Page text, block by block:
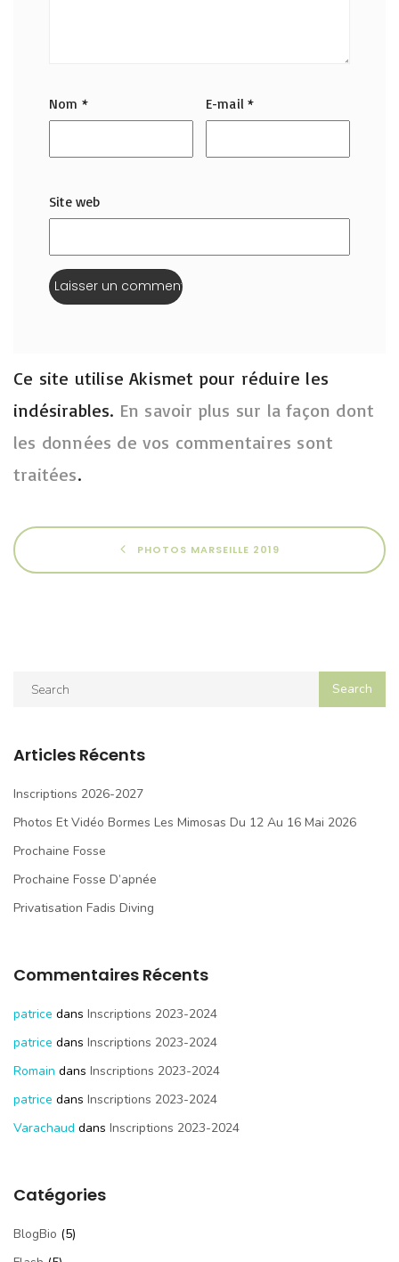
Nom * E-mail*
Site web
Ce site utilise Akismet pour réduire les
indésirables. En savoir plus sur la façon dont
les données de vos commentaires sont
traitées.
PHOTOS MARSEILLE 2019
Articles Récents
Inscriptions 2026-2027
Photos Et Vidéo Bormes Les Mimosas Du 12 Au 16 Mai 2026
Prochaine Fosse
Prochaine Fosse D’apnée
Privatisation Fadis Diving
Commentaires Récents
patrice dans Inscriptions 2023-2024
patrice dans Inscriptions 2023-2024
Romain dans Inscriptions 2023-2024
patrice dans Inscriptions 2023-2024
Varachaud dans Inscriptions 2023-2024
Catégories
BlogBio (5)